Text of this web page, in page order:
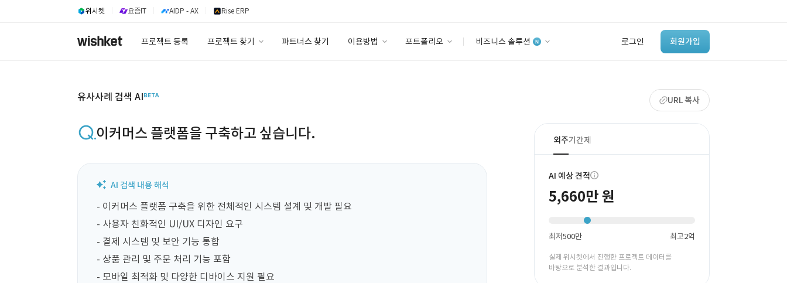
위시켓 요즘IT AIDP - AX Rise ERP
프로젝트 등록 프로젝트 찾기 파트너스 찾기 이용방법 포트폴리오 비즈니스 솔루션 로그인 회원가입
‘이런 거’ 만들어본
개발 회사 있어?
바로가기
유사사례 검색 AI URL 복사
이커머스 플랫폼을 구축하고 싶습니다.
- 이커머스 플랫폼 구축을 위한 전체적인 시스템 설계 및 개발 필요
- 사용자 친화적인 UI/UX 디자인 요구
- 결제 시스템 및 보안 기능 통합
- 상품 관리 및 주문 처리 기능 포함
- 모바일 최적화 및 다양한 디바이스 지원 필요
외주기간제
AI 예상 견적
5,660만 원
최저500만 최고2억
실제 위시켓에서 진행한 프로젝트 데이터를
바탕으로 분석한 결과입니다.